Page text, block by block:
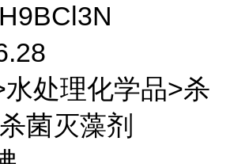
处理化学品>杀
菌灭藻剂